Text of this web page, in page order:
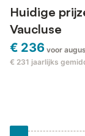
Huidige
Vaucluse
€ 236 voor
€ 231 jaarlijks